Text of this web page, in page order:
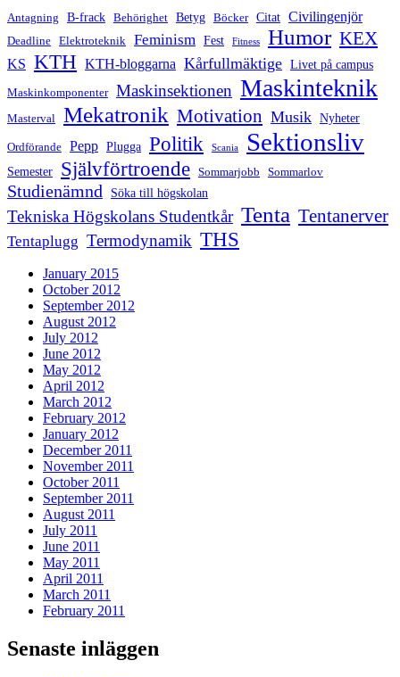
Antagning B-frack Behörighet Betyg Böcker Citat Civilingenjör
Deadline Elektroteknik Feminism Fest Fitness Humor KEX
KS KTH KTH-bloggarna Kårfullmäktige Livet på campus
Maskinkomponenter Maskinsektionen Maskinteknik
Masterval Mekatronik Motivation Musik Nyheter
Ordförande Pepp Plugga Politik Scania Sektionsliv
Semester Självförtroende Sommarjobb Sommarlov
Studienämnd Söka till högskolan
Tekniska Högskolans Studentkår Tenta Tentanerver
Tentaplugg Termodynamik THS
January 2015
October 2012
September 2012
August 2012
July 2012
June 2012
May 2012
April 2012
March 2012
February 2012
January 2012
December 2011
November 2011
October 2011
September 2011
August 2011
July 2011
June 2011
May 2011
April 2011
March 2011
February 2011
Senaste inläggen